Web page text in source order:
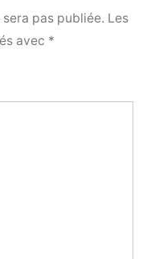
pas publiée. Les
avec *